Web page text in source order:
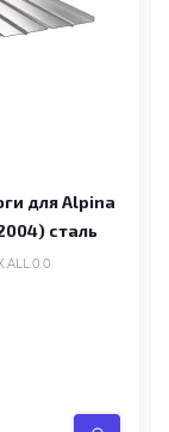
для Alpina
сталь